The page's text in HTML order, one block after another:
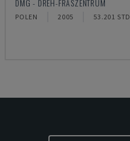
DMG - DREH-FRÄSZENTRUM
POLEN 2005 53.201 STD